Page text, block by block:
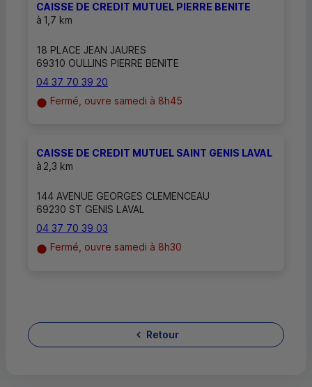
CAISSE DE CREDIT MUTUEL PIERRE BENITE
à 1,7 km
18 PLACE JEAN JAURES
69310 OULLINS PIERRE BENITE
04 37 70 39 20
Fermé, ouvre samedi à 8h45
CAISSE DE CREDIT MUTUEL SAINT GENIS LAVAL
à 2,3 km
144 AVENUE GEORGES CLEMENCEAU
69230 ST GENIS LAVAL
04 37 70 39 03
Fermé, ouvre samedi à 8h30
Retour